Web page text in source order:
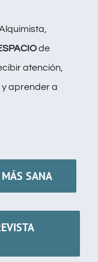
de
atención,
aprender a
MÁS SANA